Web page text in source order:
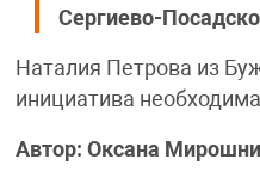
Сергиево-
Наталия Петрова из
инициатива
Автор: Оксана